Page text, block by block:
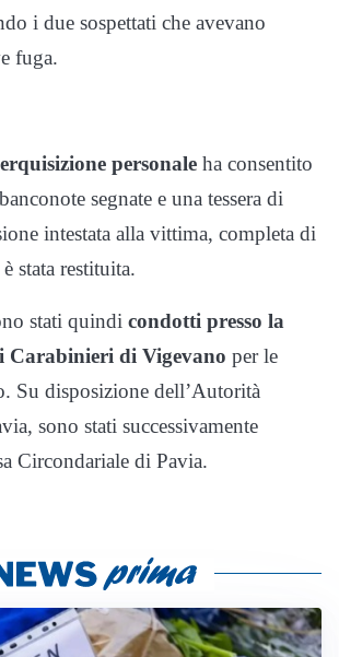
i due sospettati che avevano
fuga.
personale ha consentito
segnate e una tessera di
intestata alla vittima, completa di
stata restituita.
stati quindi condotti presso la
Carabinieri di Vigevano per le
Su disposizione dell’Autorità
sono stati successivamente
Circondariale di Pavia.